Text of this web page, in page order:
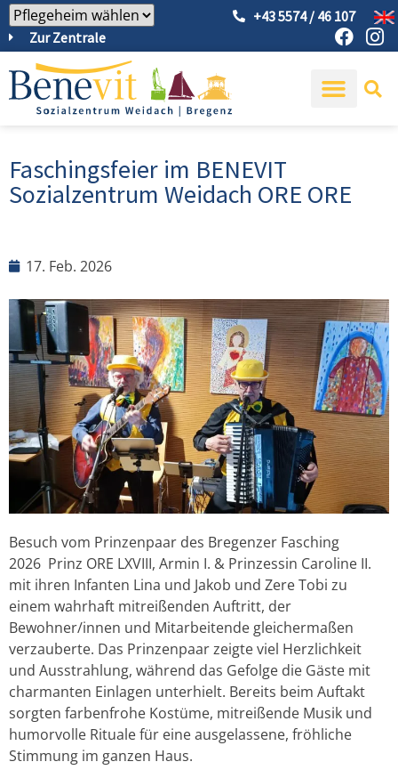
Zur Zentrale
+43 5574 / 46 107
Faschingsfeier im BENEVIT
Sozialzentrum Weidach ORE ORE
17. Feb. 2026
Besuch vom Prinzenpaar des Bregenzer Fasching
2026 Prinz ORE LXVIII, Armin I. & Prinzessin Caroline II.
mit ihren Infanten Lina und Jakob und Zere Tobi zu
einem wahrhaft mitreißenden Auftritt, der
Bewohner/innen und Mitarbeitende gleichermaßen
verzauberte. Das Prinzenpaar zeigte viel Herzlichkeit
und Ausstrahlung, während das Gefolge die Gäste mit
charmanten Einlagen unterhielt. Bereits beim Auftakt
sorgten farbenfrohe Kostüme, mitreißende Musik und
humorvolle Rituale für eine ausgelassene, fröhliche
Stimmung im ganzen Haus.